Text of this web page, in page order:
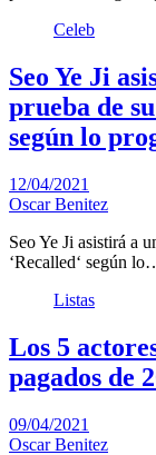
Celeb
Seo Ye Ji
prueba de
según lo
12/04/2021
Oscar Benitez
Seo Ye Ji asistirá a
‘Recalled‘ según
Listas
Los 5
pagados de
09/04/2021
Oscar Benitez